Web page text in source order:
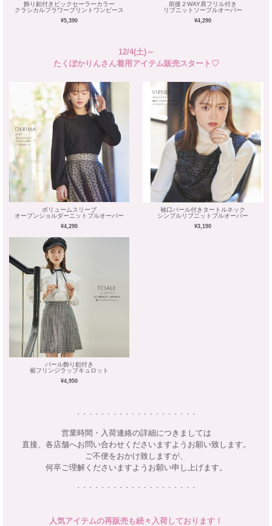
飾り釦付きビックセーラーカラー
クラシカルフラワープリントワンピース
¥5,390
前後２WAY肩フリル付き
リブニットソープルオーバー
¥4,290
12/4(土)～
たくぼかりんさん着用アイテム販売スタート♡
ボリュームスリーブ
オープンショルダーニットプルオーバー
¥4,290
袖口パール付きタートルネック
シンプルリブニットプルオーバー
¥3,190
パール飾り釦付き
裾フリンジラップキュロット
¥4,950
・・・・・・・・・・・・・・・・・・・・
営業時間・入荷連絡の詳細につきましては
直接、各店舗へお問い合わせくださいますようお願い致します。
ご不便をおかけ致しますが、
何卒ご理解くださいますようお願い申し上げます。
・・・・・・・・・・・・・・・・・・・・
人気アイテムの再販売も続々入荷しております！